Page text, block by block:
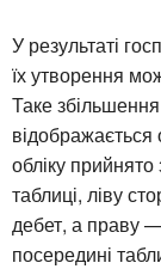
У результаті
їх утворення
Таке
обліку
таблиці, ліву
дебет, а праву
посередині